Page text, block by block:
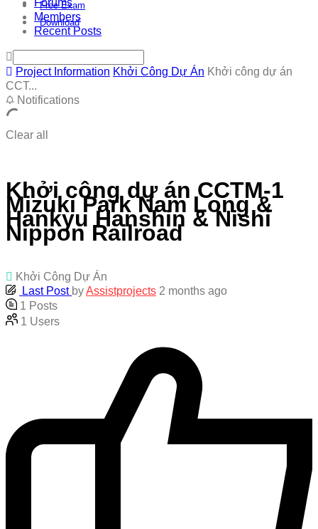
Free Exam
Download
Forums
Members
Recent Posts
Project Information Khởi Công Dự Án Khởi công dự án
CCT...
Notifications
Clear all
Khởi công dự án CCTM-1
Mizuki Park Nam Long &
Hankyu Hanshin & Nishi
Nippon Railroad
Khởi Công Dự Án
Last Post byAssistprojects 2 months ago
1 Posts
1 Users